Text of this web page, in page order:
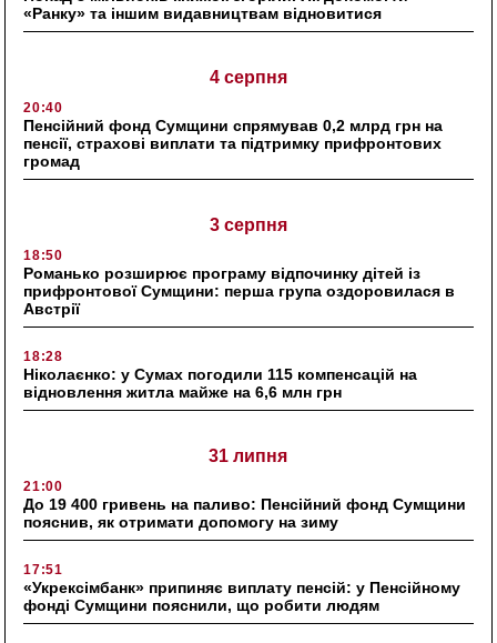
«Ранку» та іншим видавництвам відновитися
4 серпня
20:40
Пенсійний фонд Сумщини спрямував 0,2 млрд грн на
пенсії, страхові виплати та підтримку прифронтових
громад
3 серпня
18:50
Романько розширює програму відпочинку дітей із
прифронтової Сумщини: перша група оздоровилася в
Австрії
18:28
Ніколаєнко: у Сумах погодили 115 компенсацій на
відновлення житла майже на 6,6 млн грн
31 липня
21:00
До 19 400 гривень на паливо: Пенсійний фонд Сумщини
пояснив, як отримати допомогу на зиму
17:51
«Укрексімбанк» припиняє виплату пенсій: у Пенсійному
фонді Сумщини пояснили, що робити людям